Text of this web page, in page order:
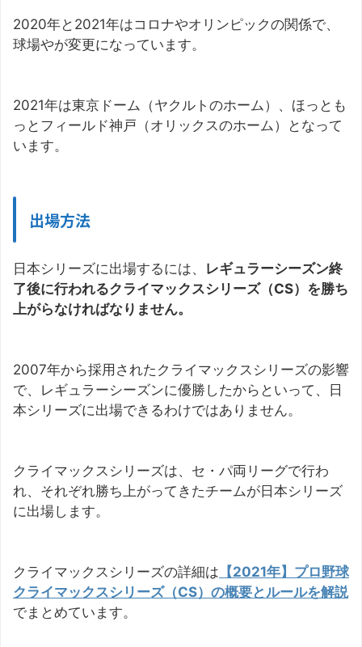
2020年と2021年はコロナやオリンピックの関係で、
球場やが変更になっています。
2021年は東京ドーム（ヤクルトのホーム）、ほっとも
っとフィールド神戸（オリックスのホーム）となって
います。
出場方法
日本シリーズに出場するには、 レギュラーシーズン終
了後に行われるクライマックスシリーズ（CS）を勝ち
上がらなければなりません。
2007年から採用されたクライマックスシリーズの影響
で、レギュラーシーズンに優勝したからといって、日
本シリーズに出場できるわけではありません。
クライマックスシリーズは、セ・パ両リーグで行わ
れ、それぞれ勝ち上がってきたチームが日本シリーズ
に出場します。
クライマックスシリーズの詳細は 【2021年】プロ野球
クライマックスシリーズ（CS）の概要とルールを解説
でまとめています。